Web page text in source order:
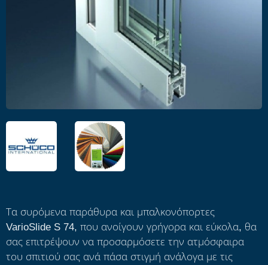
Τα συρόμενα παράθυρα και μπαλκονόπορτες
VarioSlide S 74, που ανοίγουν γρήγορα και εύκολα, θα
σας επιτρέψουν να προσαρμόσετε την ατμόσφαιρα
του σπιτιού σας ανά πάσα στιγμή ανάλογα με τις